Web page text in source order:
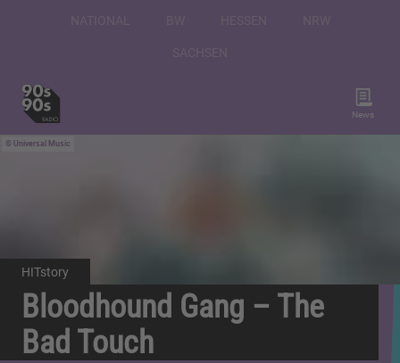
News
Universal Music
HITstory
Bloodhound Gang – The
Bad Touch